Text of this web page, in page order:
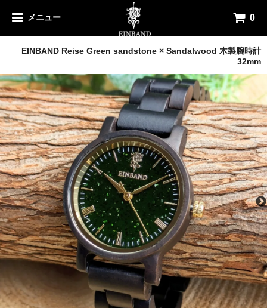
メニュー 0
EINBAND Reise Green sandstone × Sandalwood 木製腕時計
32mm